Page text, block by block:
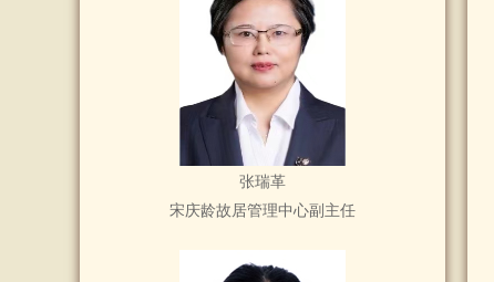
张瑞革
宋庆龄故居管理中心副主任